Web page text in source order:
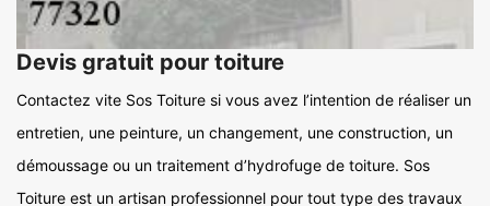
Devis gratuit pour toiture
Contactez vite Sos Toiture si vous avez l’intention de réaliser un
entretien, une peinture, un changement, une construction, un
démoussage ou un traitement d’hydrofuge de toiture. Sos
Toiture est un artisan professionnel pour tout type des travaux